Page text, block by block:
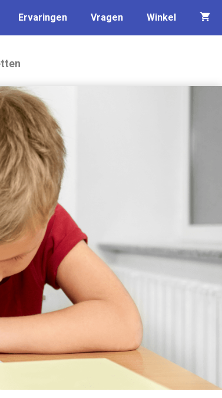
Ervaringen Vragen Winkel